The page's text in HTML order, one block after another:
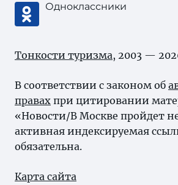
Одноклассники
Тонкости туризма, 2003 —
В соответствии с законом об
правах при цитировании
«Новости/В Москве пройдет
активная индексируемая
обязательна.
Карта сайта